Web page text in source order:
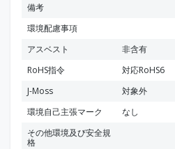
備考
環境配慮事項
アスベスト
非含有
RoHS指令
対応RoHS6
J-Moss
対象外
環境自己主張マーク
なし
その他環境及び安全規
格